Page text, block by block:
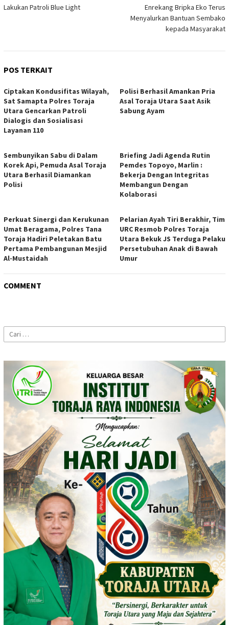
Lakukan Patroli Blue Light
Enrekang Bripka Eko Terus
Menyalurkan Bantuan Sembako
kepada Masyarakat
POS TERKAIT
Ciptakan Kondusifitas Wilayah,
Sat Samapta Polres Toraja
Utara Gencarkan Patroli
Dialogis dan Sosialisasi
Layanan 110
Polisi Berhasil Amankan Pria
Asal Toraja Utara Saat Asik
Sabung Ayam
Sembunyikan Sabu di Dalam
Korek Api, Pemuda Asal Toraja
Utara Berhasil Diamankan
Polisi
Briefing Jadi Agenda Rutin
Pemdes Topoyo, Marlin :
Bekerja Dengan Integritas
Membangun Dengan
Kolaborasi
Perkuat Sinergi dan Kerukunan
Umat Beragama, Polres Tana
Toraja Hadiri Peletakan Batu
Pertama Pembangunan Mesjid
Al-Mustaidah
Pelarian Ayah Tiri Berakhir, Tim
URC Resmob Polres Toraja
Utara Bekuk JS Terduga Pelaku
Persetubuhan Anak di Bawah
Umur
COMMENT
Cari
untuk: